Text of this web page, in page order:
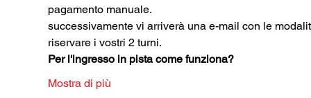
pagamento manuale.
successivamente vi arriverà una e-mail con le
riservare i vostri 2 turni.
Per l'ingresso in pista come funziona?
Mostra di più